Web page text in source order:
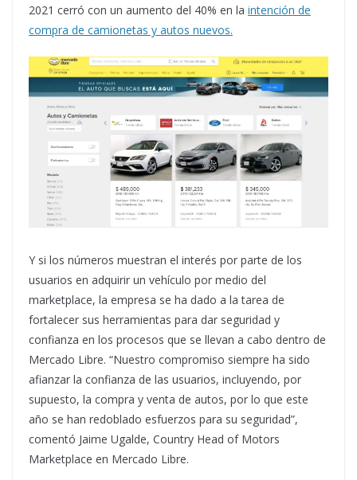
2021 cerró con un aumento del 40% en la intención de
compra de camionetas y autos nuevos.
Y si los números muestran el interés por parte de los
usuarios en adquirir un vehículo por medio del
marketplace, la empresa se ha dado a la tarea de
fortalecer sus herramientas para dar seguridad y
confianza en los procesos que se llevan a cabo dentro de
Mercado Libre. “Nuestro compromiso siempre ha sido
afianzar la confianza de las usuarios, incluyendo, por
supuesto, la compra y venta de autos, por lo que este
año se han redoblado esfuerzos para su seguridad”,
comentó Jaime Ugalde, Country Head of Motors
Marketplace en Mercado Libre.